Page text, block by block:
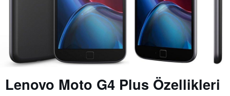
Lenovo Moto G4 Plus Özellikleri